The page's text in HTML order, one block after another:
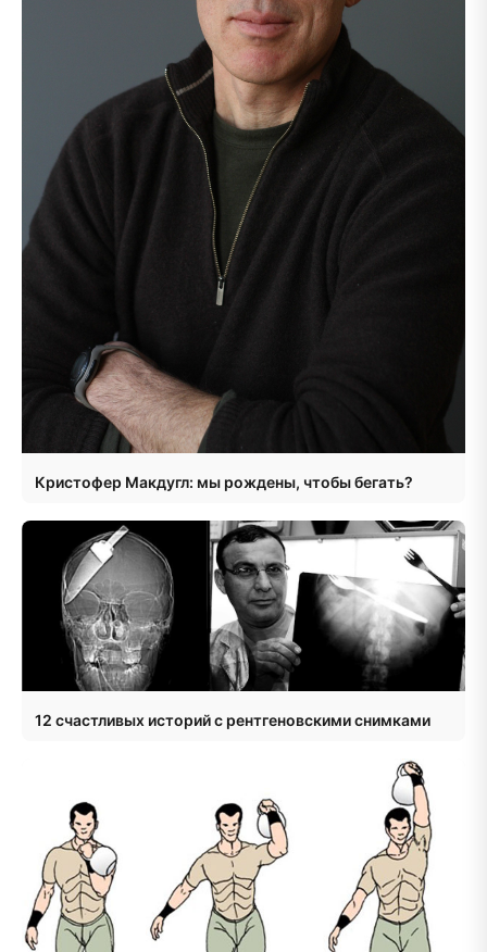
Кристофер Макдугл: мы рождены, чтобы бегать?
12 счастливых историй с рентгеновскими снимками